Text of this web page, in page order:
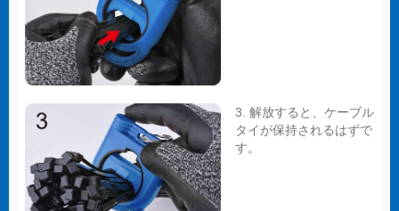
3. 解放すると、ケーブル
タイが保持されるはずで
す。